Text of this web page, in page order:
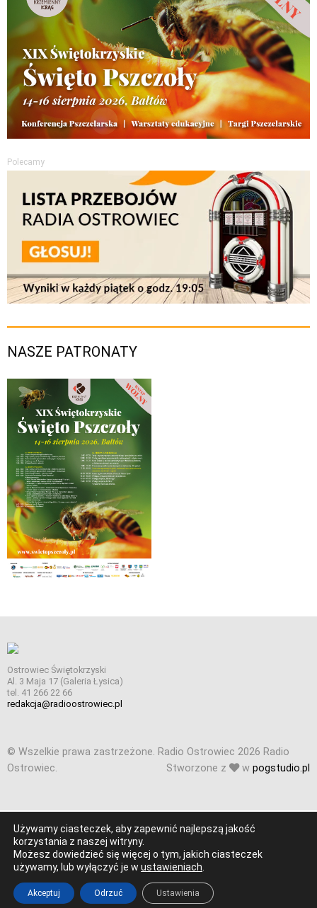
Polecamy
NASZE PATRONATY
Ostrowiec Świętokrzyski
Al. 3 Maja 17 (Galeria Łysica)
tel. 41 266 22 66
redakcja@radioostrowiec.pl
© Wszelkie prawa zastrzeżone. Radio Ostrowiec 2026 Radio
Ostrowiec.
Stworzone z w pogstudio.pl
Używamy ciasteczek, aby zapewnić najlepszą jakość
korzystania z naszej witryny.
Możesz dowiedzieć się więcej o tym, jakich ciasteczek
używamy, lub wyłączyć je w ustawieniach
Akceptuj Odrzuć Ustawienia